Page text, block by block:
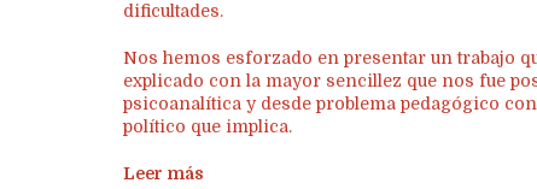
dificultades.
Nos hemos esforzado en presentar un trabajo
explicado con la mayor sencillez que nos fue
psicoanalítica y desde problema pedagógico
político que implica.
Leer más